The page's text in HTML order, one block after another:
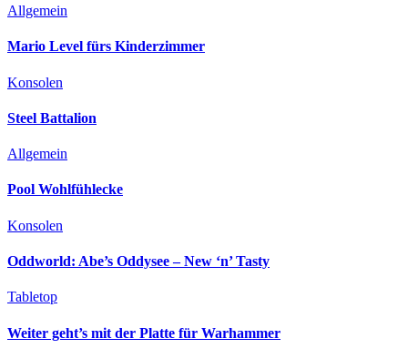
Allgemein
Mario Level fürs Kinderzimmer
Konsolen
Steel Battalion
Allgemein
Pool Wohlfühlecke
Konsolen
Oddworld: Abe’s Oddysee – New ‘n’ Tasty
Tabletop
Weiter geht’s mit der Platte für Warhammer